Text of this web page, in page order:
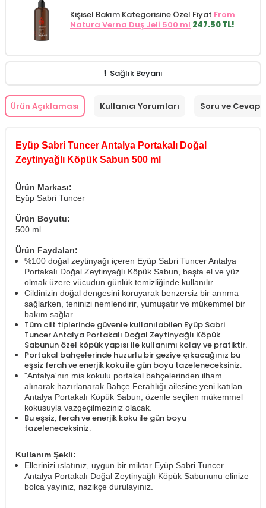
Kişisel Bakım Kategorisine Özel Fiyat From
Natura Verna Duş Jeli 500 ml 247.50 TL!
Sağlık Beyanı
Ürün Açıklaması Kullanıcı Yorumları Soru ve Cevap
Eyüp Sabri Tuncer Antalya Portakalı Doğal
Zeytinyağlı Köpük Sabun 500 ml
Ürün Markası:
Eyüp Sabri Tuncer
Ürün Boyutu:
500 ml
Ürün Faydaları:
%100 doğal zeytinyağı içeren Eyüp Sabri Tuncer Antalya
Portakalı Doğal Zeytinyağlı Köpük Sabun, başta el ve yüz
olmak üzere vücudun günlük temizliğinde kullanılır.
Cildinizin doğal dengesini koruyarak benzersiz bir arınma
sağlarken, teninizi nemlendirir, yumuşatır ve mükemmel bir
bakım sağlar.
Tüm cilt tiplerinde güvenle kullanılabilen Eyüp Sabri
Tuncer Antalya Portakalı Doğal Zeytinyağlı Köpük
Sabunun özel köpük yapısı ile kullanımı kolay ve pratiktir.
Portakal bahçelerinde huzurlu bir geziye çıkacağınız bu
eşsiz ferah ve enerjik koku ile gün boyu tazeleneceksiniz.
"Antalya'nın mis kokulu portakal bahçelerinden ilham
alınarak hazırlanarak Bahçe Ferahlığı ailesine yeni katılan
Antalya Portakalı Köpük Sabun, özenle seçilen mükemmel
kokusuyla vazgeçilmeziniz olacak.
Bu eşsiz, ferah ve enerjik koku ile gün boyu
tazeleneceksiniz.
Kullanım Şekli:
Ellerinizi ıslatınız, uygun bir miktar Eyüp Sabri Tuncer
Antalya Portakalı Doğal Zeytinyağlı Köpük Sabununu elinize
bolca yayınız, nazikçe durulayınız.